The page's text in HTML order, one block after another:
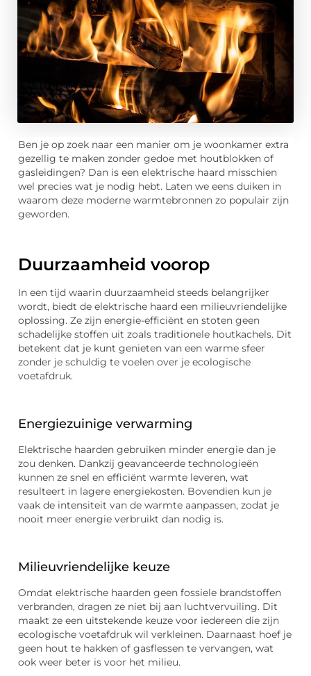
Ben je op zoek naar een manier om je woonkamer extra
gezellig te maken zonder gedoe met houtblokken of
gasleidingen? Dan is een elektrische haard misschien
wel precies wat je nodig hebt. Laten we eens duiken in
waarom deze moderne warmtebronnen zo populair zijn
geworden.
Duurzaamheid voorop
In een tijd waarin duurzaamheid steeds belangrijker
wordt, biedt de elektrische haard een milieuvriendelijke
oplossing. Ze zijn energie-efficiënt en stoten geen
schadelijke stoffen uit zoals traditionele houtkachels. Dit
betekent dat je kunt genieten van een warme sfeer
zonder je schuldig te voelen over je ecologische
voetafdruk.
Energiezuinige verwarming
Elektrische haarden gebruiken minder energie dan je
zou denken. Dankzij geavanceerde technologieën
kunnen ze snel en efficiënt warmte leveren, wat
resulteert in lagere energiekosten. Bovendien kun je
vaak de intensiteit van de warmte aanpassen, zodat je
nooit meer energie verbruikt dan nodig is.
Milieuvriendelijke keuze
Omdat elektrische haarden geen fossiele brandstoffen
verbranden, dragen ze niet bij aan luchtvervuiling. Dit
maakt ze een uitstekende keuze voor iedereen die zijn
ecologische voetafdruk wil verkleinen. Daarnaast hoef je
geen hout te hakken of gasflessen te vervangen, wat
ook weer beter is voor het milieu.